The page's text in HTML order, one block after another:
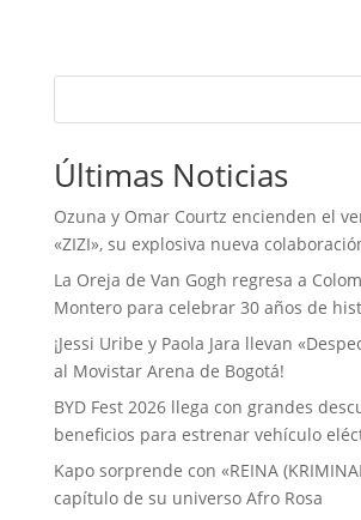
Últimas Noticias
Ozuna y Omar Courtz encienden el
«ZIZI», su explosiva nueva
La Oreja de Van Gogh regresa a
Montero para celebrar 30 años de
¡Jessi Uribe y Paola Jara llevan
al Movistar Arena de Bogotá!
BYD Fest 2026 llega con grandes
beneficios para estrenar vehículo
Kapo sorprende con «REINA
capítulo de su universo Afro Rosa